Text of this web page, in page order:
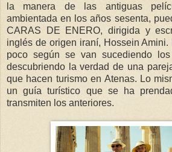
la manera de las antiguas
ambientada en los años sesenta,
CARAS DE ENERO, dirigida y
inglés de origen iraní, Hossein
poco según se van sucediendo los
descubriendo la verdad de una
que hacen turismo en Atenas. Lo
un guía turístico que se ha
transmiten los anteriores.